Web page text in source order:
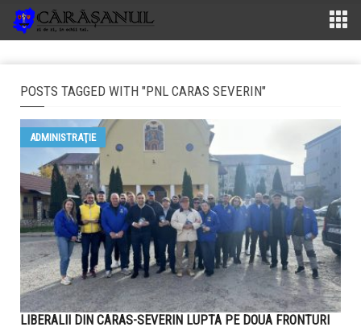
POSTS TAGGED WITH "PNL CARAS SEVERIN"
ADMINISTRAŢIE
LIBERALII DIN CARAS-SEVERIN LUPTA PE DOUA FRONTURI